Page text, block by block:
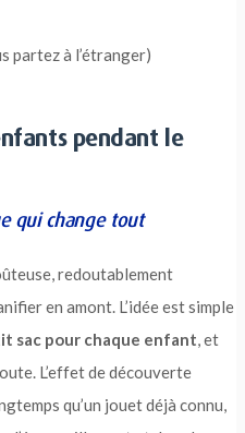
partez à l’étranger)
pendant le
qui change tout
redoutablement
en amont. L’idée est simple
sac pour chaque enfant, et
L’effet de découverte
qu’un jouet déjà connu,